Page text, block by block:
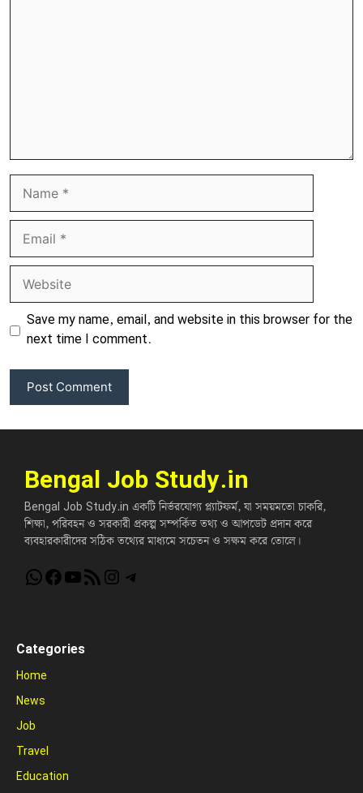
Name
Email
Website
Save my name, email, and website in this browser for the
next time I comment.
Bengal Job Study.in
Bengal Job Study.in একটি নির্ভরযোগ্য প্ল্যাটফর্ম, যা সময়মতো চাকরি,
শিক্ষা, পরিবহন ও সরকারী প্রকল্প সম্পর্কিত তথ্য ও আপডেট প্রদান করে
ব্যবহারকারীদের সঠিক তথ্যের মাধ্যমে সচেতন ও সক্ষম করে তোলে।
WhatsApp
Facebook
YouTube
RSS FeedInstagram
Telegram
Categories
Home
News
Job
Travel
Education